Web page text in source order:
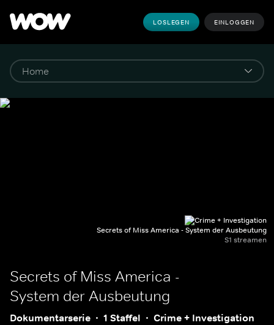
LOSLEGEN EINLOGGEN
Secrets of Miss America - System der Ausbeutung
S1 streamen
Secrets of Miss America -
System der Ausbeutung
Dokumentarserie 1 Staffel Crime + Investigation